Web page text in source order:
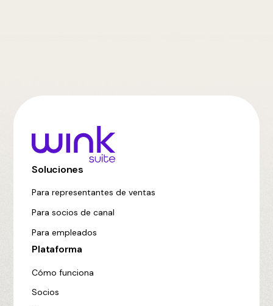
Soluciones
Para representantes de ventas
Para socios de canal
Para empleados
Plataforma
Cómo funciona
Socios